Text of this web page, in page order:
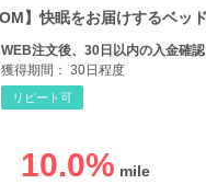
WEB注文後、30日以内の入金確認
獲得期間： 30日程度
リピート可
10.0%